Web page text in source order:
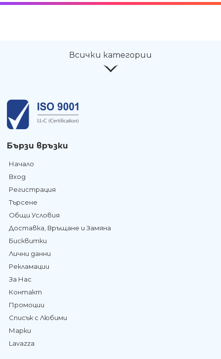
Всички категории
Бързи връзки
Начало
Вход
Регистрация
Търсене
Общи Условия
Доставка, Връщане и Замяна
Бисквитки
Лични данни
Рекламации
За Нас
Контакт
Промоции
Списък с Любими
Марки
Lavazza